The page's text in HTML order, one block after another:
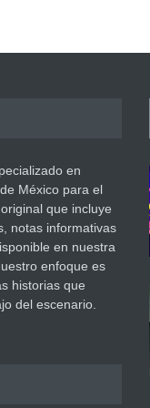
en
México para el
que incluye
notas informativas
en nuestra
enfoque es
historias que
del escenario.